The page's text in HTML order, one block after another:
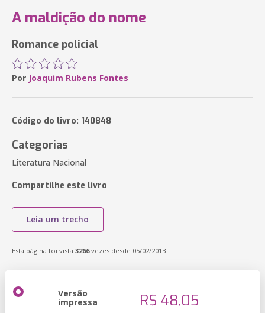
A maldição do nome
Romance policial
Por Joaquim Rubens Fontes
Código do livro: 140848
Categorias
Literatura Nacional
Compartilhe este livro
Leia um trecho
Esta página foi vista 3266vezes desde 05/02/2013
Versão
impressa R$ 48,05